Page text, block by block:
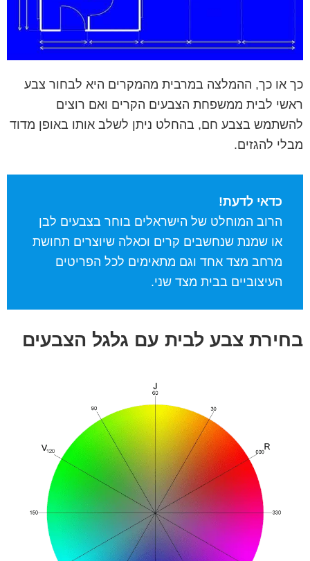
כך או כך, ההמלצה במרבית מהמקרים היא לבחור צבע
ראשי לבית ממשפחת הצבעים הקרים ואם רוצים
להשתמש בצבע חם, בהחלט ניתן לשלב אותו באופן מדוד
מבלי להגזים.
כדאי לדעת!
הרוב המוחלט של הישראלים בוחר בצבעים לבן
או שמנת שנחשבים קרים וכאלה שיוצרים תחושת
מרחב מצד אחד וגם מתאימים לכל הפריטים
העיצוביים בבית מצד שני.
בחירת צבע לבית עם גלגל הצבעים